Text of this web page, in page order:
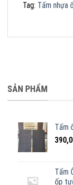
Tag: Tấm nhựa
SẢN PHẨM
Tấm
Tấm
ốp